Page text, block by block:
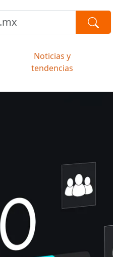
Noticias y
tendencias